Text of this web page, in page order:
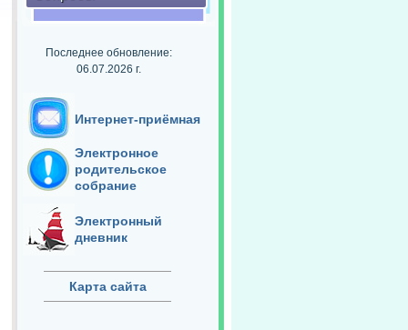
Последнее обновление:
06.07.2026 г.
Интернет-приёмная
Электронное
родительское
собрание
Электронный
дневник
Карта сайта